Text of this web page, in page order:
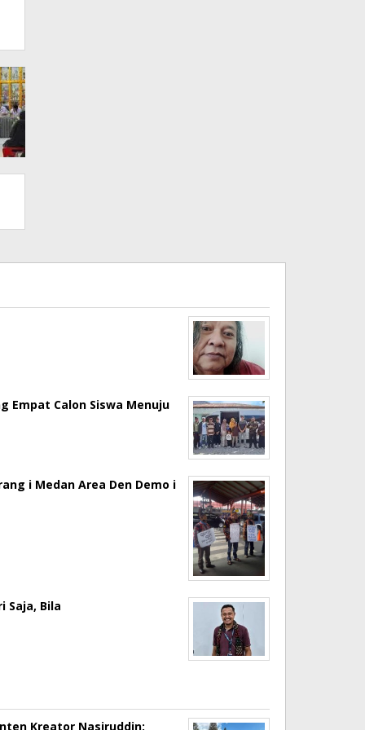
Empat Calon Siswa Menuju
i Medan Area Den Demo i
Saja, Bila
Kreator Nasiruddin: